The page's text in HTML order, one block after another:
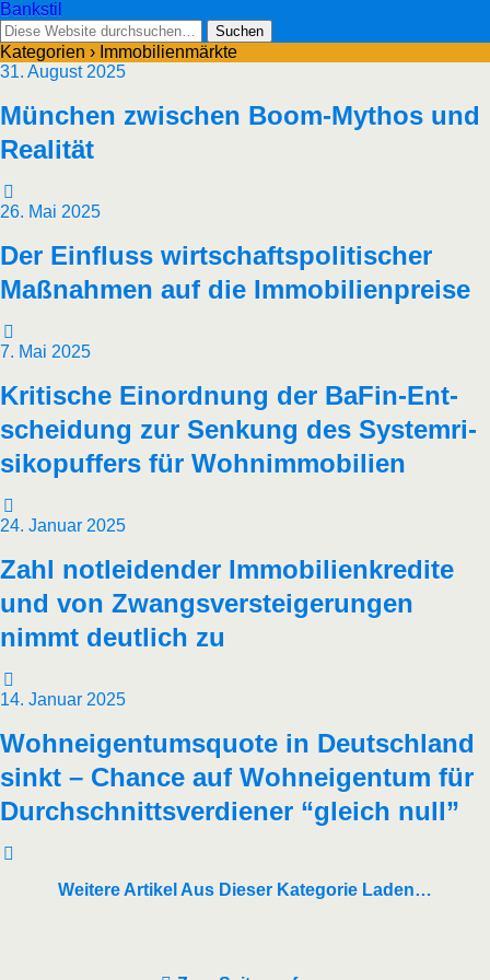
Bankstil
Kategorien › Immobilienmärkte
31. August 2025
Mün­chen zwi­schen Boom-Mythos und
Realität
26. Mai 2025
Der Ein­fluss wirt­schafts­po­li­ti­scher
Maß­nah­men auf die Immobilienpreise
7. Mai 2025
Kri­ti­sche Ein­ord­nung der BaFin-Ent­
schei­dung zur Sen­kung des Sys­tem­ri­
si­ko­puf­fers für Wohnimmobilien
24. Januar 2025
Zahl not­lei­den­der Immo­bi­li­en­kre­di­te
und von Zwangs­ver­stei­ge­run­gen
nimmt deut­lich zu
14. Januar 2025
Wohn­ei­gen­tums­quo­te in Deutsch­land
sinkt – Chan­ce auf Wohn­ei­gen­tum für
Durch­schnitts­ver­die­ner “gleich null”
Weitere Artikel Aus Dieser Kategorie Laden…